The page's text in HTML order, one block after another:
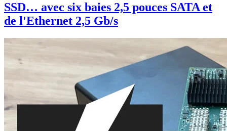
SSD… avec six baies 2,5 pouces SATA et
de l'Ethernet 2,5 Gb/s